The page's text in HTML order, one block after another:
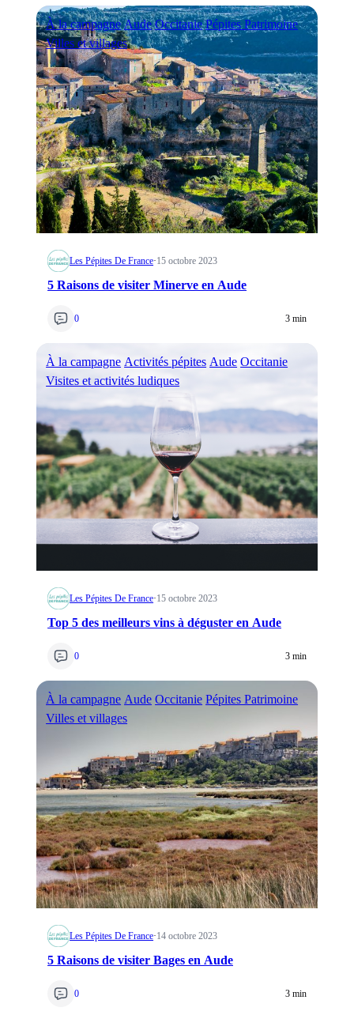
À la campagne Aude Occitanie Pépites Patrimoine
Villes et villages
Les Pépites De France·15 octobre 2023
5 Raisons de visiter Minerve en Aude
0 3 min
À la campagne Activités pépites Aude Occitanie
Visites et activités ludiques
Les Pépites De France·15 octobre 2023
Top 5 des meilleurs vins à déguster en Aude
0 3 min
À la campagne Aude Occitanie Pépites Patrimoine
Villes et villages
Les Pépites De France·14 octobre 2023
5 Raisons de visiter Bages en Aude
0 3 min